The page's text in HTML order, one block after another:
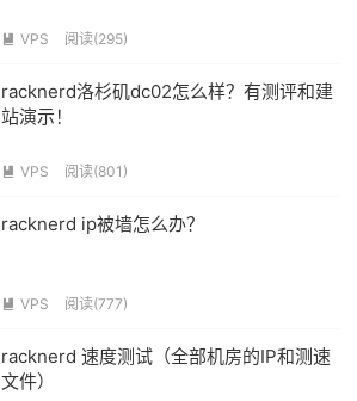
 VPS 阅读(295)
racknerd洛杉矶dc02怎么样？有测评和建
站演示！
 VPS 阅读(801)
racknerd ip被墙怎么办？
 VPS 阅读(777)
racknerd 速度测试（全部机房的IP和测速
文件）